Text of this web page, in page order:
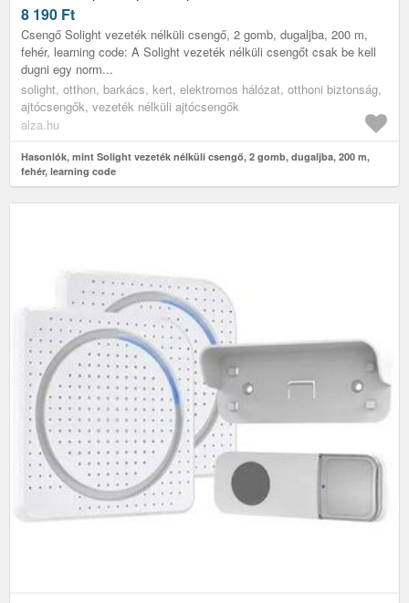
8 190 Ft
Csengő Solight vezeték nélküli csengő, 2 gomb, dugaljba, 200 m,
fehér, learning code: A Solight vezeték nélküli csengőt csak be kell
dugni egy norm...
solight, otthon, barkács, kert, elektromos hálózat, otthoni biztonság,
ajtócsengők, vezeték nélküli ajtócsengők
alza.hu
Hasonlók, mint Solight vezeték nélküli csengő, 2 gomb, dugaljba, 200 m,
fehér, learning code